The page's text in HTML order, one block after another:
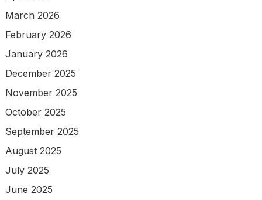
March 2026
February 2026
January 2026
December 2025
November 2025
October 2025
September 2025
August 2025
July 2025
June 2025